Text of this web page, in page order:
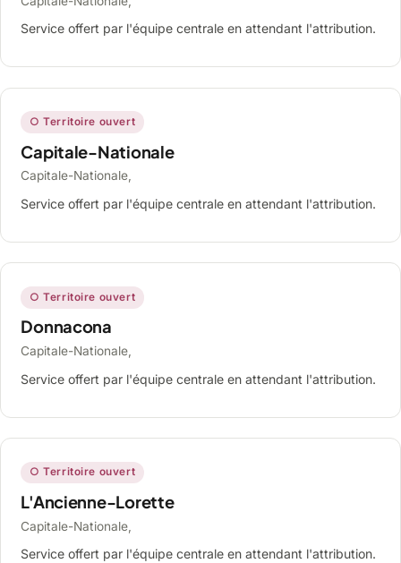
Service offert par l'équipe centrale en attendant l'attribution.
○ Territoire ouvert
Capitale-Nationale
Capitale-Nationale,
Service offert par l'équipe centrale en attendant l'attribution.
○ Territoire ouvert
Donnacona
Capitale-Nationale,
Service offert par l'équipe centrale en attendant l'attribution.
○ Territoire ouvert
L'Ancienne-Lorette
Capitale-Nationale,
Service offert par l'équipe centrale en attendant l'attribution.